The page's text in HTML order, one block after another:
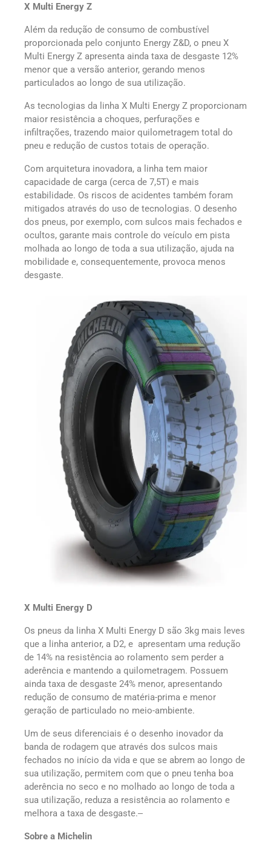
X Multi Energy Z
Além da redução de consumo de combustível
proporcionada pelo conjunto Energy Z&D, o pneu X
Multi Energy Z apresenta ainda taxa de desgaste 12%
menor que a versão anterior, gerando menos
particulados ao longo de sua utilização.
As tecnologias da linha X Multi Energy Z proporcionam
maior resistência a choques, perfurações e
infiltrações, trazendo maior quilometragem total do
pneu e redução de custos totais de operação.
Com arquitetura inovadora, a linha tem maior
capacidade de carga (cerca de 7,5T) e mais
estabilidade. Os riscos de acidentes também foram
mitigados através do uso de tecnologias. O desenho
dos pneus, por exemplo, com sulcos mais fechados e
ocultos, garante mais controle do veículo em pista
molhada ao longo de toda a sua utilização, ajuda na
mobilidade e, consequentemente, provoca menos
desgaste.
X Multi Energy D
Os pneus da linha X Multi Energy D são 3kg mais leves
que a linha anterior, a D2, e apresentam uma redução
de 14% na resistência ao rolamento sem perder a
aderência e mantendo a quilometragem. Possuem
ainda taxa de desgaste 24% menor, apresentando
redução de consumo de matéria-prima e menor
geração de particulado no meio-ambiente.
Um de seus diferenciais é o desenho inovador da
banda de rodagem que através dos sulcos mais
fechados no início da vida e que se abrem ao longo de
sua utilização, permitem com que o pneu tenha boa
aderência no seco e no molhado ao longo de toda a
sua utilização, reduza a resistência ao rolamento e
melhora a taxa de desgaste.
Sobre a Michelin